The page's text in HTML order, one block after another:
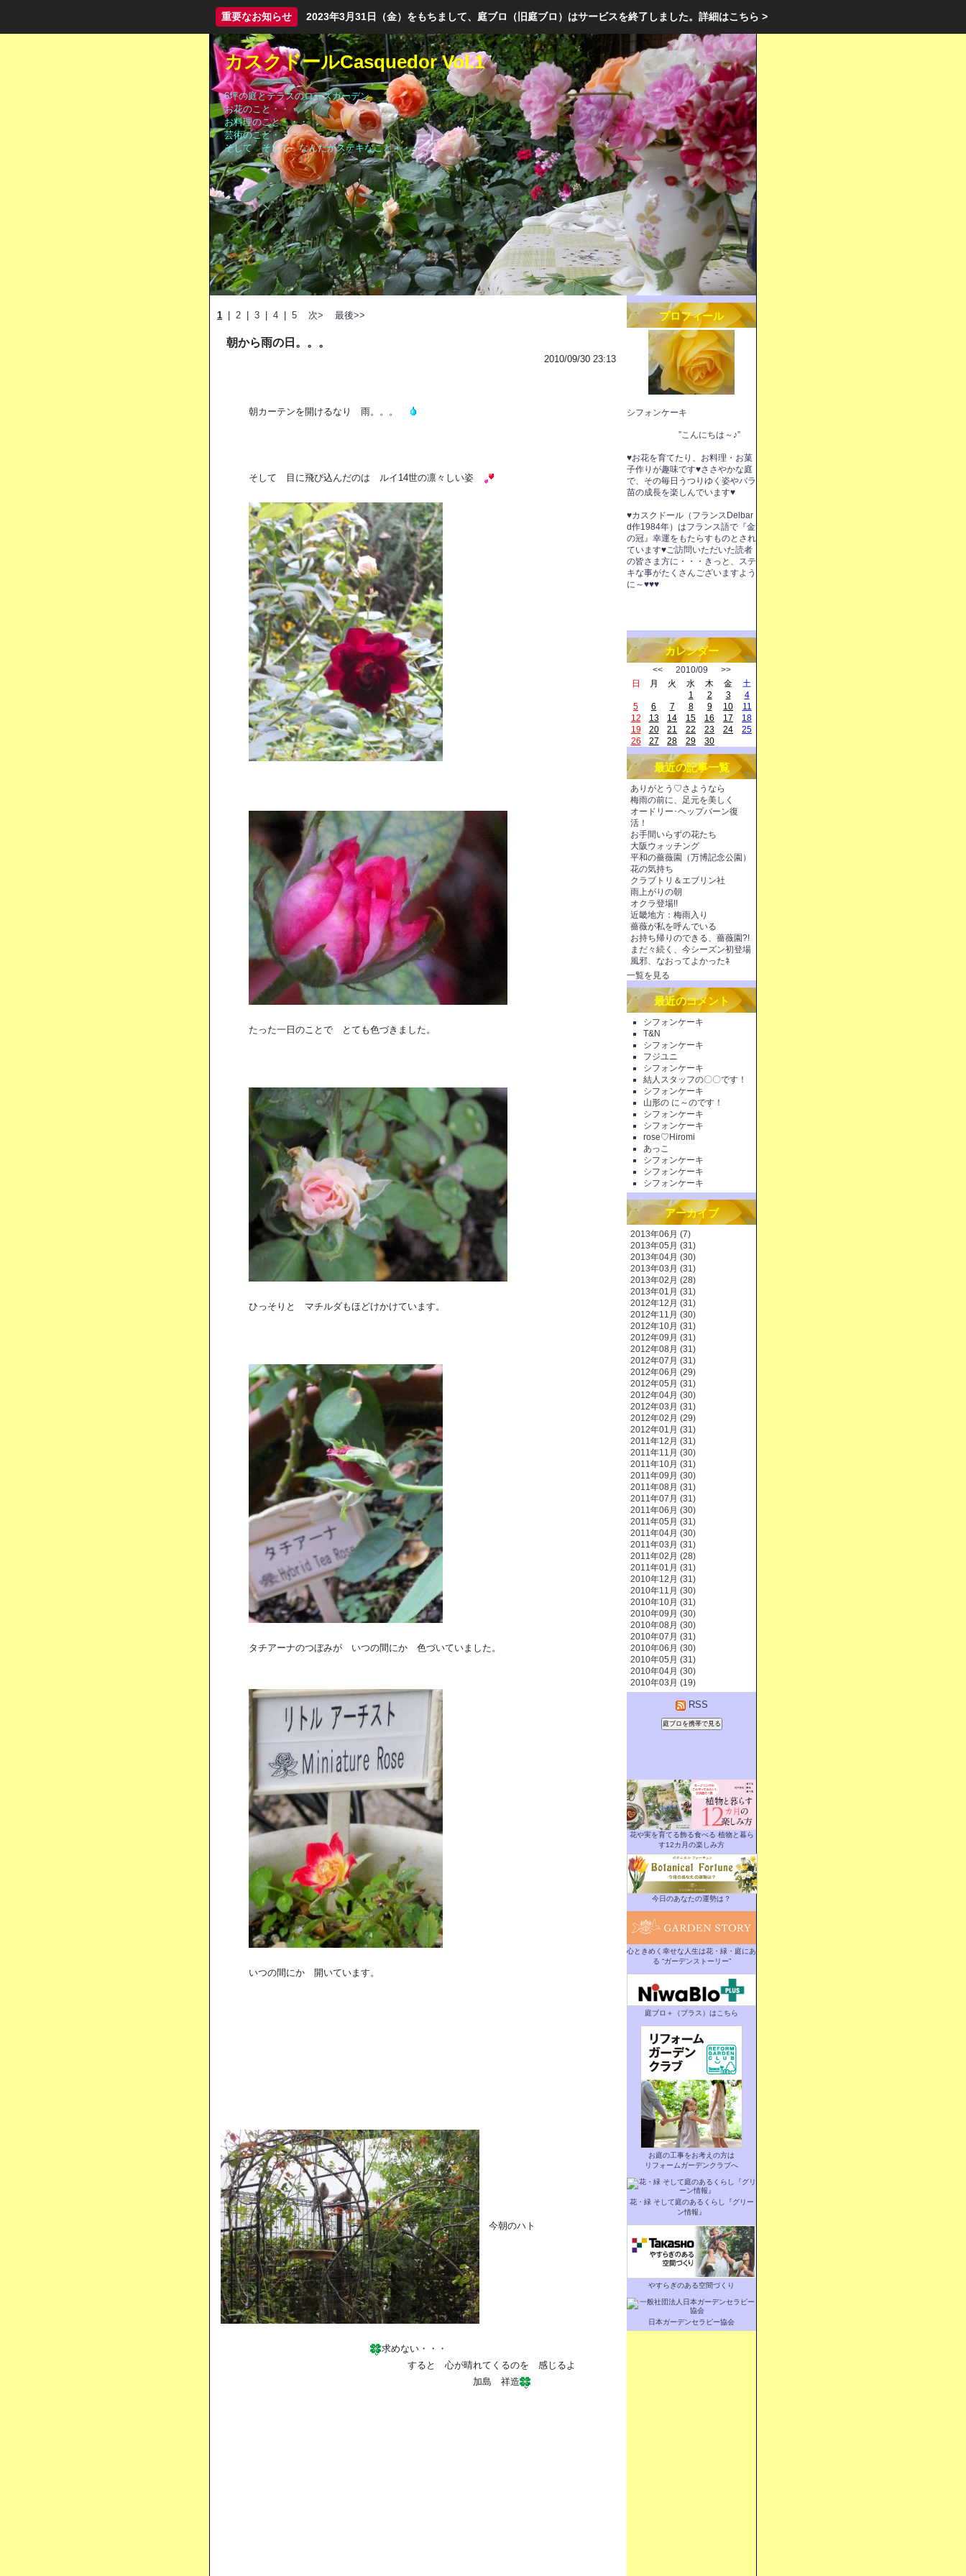
重要なお知らせ 2023年3月31日（金）をもちまして、庭ブロ（旧庭ブロ）はサービスを終了しました。 詳細はこちら >
カスクドールCasquedor Vol.1
6坪の庭とテラスのローズガーデン
お花のこと・・・
お料理のこと・・・
芸術のこと・・・
そして そして なんだかステキなこと・・・
1 2 3 4 5 次> 最後>>
朝から雨の日。。。
2010/09/30 23:13
朝カーテンを開けるなり 雨。。。
そして 目に飛び込んだのは ルイ14世の凛々しい姿
たった一日のことで とても色づきました。
ひっそりと マチルダもほどけかけています。
タチアーナのつぼみが いつの間にか 色づいていました。
いつの間にか 開いています。
今朝のハト
求めない・・・
すると 心が晴れてくるのを 感じるよ
加島 祥造
プロフィール
シフォンケーキ
”こんにちは～♪”
♥お花を育てたり、お料理・お菓
子作りが趣味です♥ささやかな庭
で、その毎日うつりゆく姿やバラ
苗の成長を楽しんでいます♥
♥カスクドール（フランスDelbar
d作1984年）はフランス語で『金
の冠』幸運をもたらすものとされ
ています♥ご訪問いただいた読者
の皆さま方に・・・きっと、ステ
キな事がたくさんございますよう
に～♥♥♥
カレンダー
<<2010/09 >>
日
月 火 水 木 金
土
1
2 3
4
5
6 7 8 9 10
11
12
13 14 15 16 17
18
19
20 21 22 23 24
25
26
27 28 29 30
最近の記事一覧
ありがとう♡さようなら
梅雨の前に、足元を美しく
オードリー･ヘップバーン復
活！
お手間いらずの花たち
大阪ウォッチング
平和の薔薇園（万博記念公園）
花の気持ち
クラブトリ＆エブリン社
雨上がりの朝
オクラ登場!!
近畿地方：梅雨入り
薔薇が私を呼んでいる
お持ち帰りのできる、薔薇園?!
まだ々続く、今シーズン初登場
風邪、なおってよかったﾈ
一覧を見る
最近のコメント
シフォンケーキ
T&N
シフォンケーキ
フジユニ
シフォンケーキ
結人スタッフの〇〇です！
シフォンケーキ
山形の に～のです！
シフォンケーキ
シフォンケーキ
rose♡Hiromi
あっこ
シフォンケーキ
シフォンケーキ
シフォンケーキ
アーカイブ
2013年06月 (7)
2013年05月 (31)
2013年04月 (30)
2013年03月 (31)
2013年02月 (28)
2013年01月 (31)
2012年12月 (31)
2012年11月 (30)
2012年10月 (31)
2012年09月 (31)
2012年08月 (31)
2012年07月 (31)
2012年06月 (29)
2012年05月 (31)
2012年04月 (30)
2012年03月 (31)
2012年02月 (29)
2012年01月 (31)
2011年12月 (31)
2011年11月 (30)
2011年10月 (31)
2011年09月 (30)
2011年08月 (31)
2011年07月 (31)
2011年06月 (30)
2011年05月 (31)
2011年04月 (30)
2011年03月 (31)
2011年02月 (28)
2011年01月 (31)
2010年12月 (31)
2010年11月 (30)
2010年10月 (31)
2010年09月 (30)
2010年08月 (30)
2010年07月 (31)
2010年06月 (30)
2010年05月 (31)
2010年04月 (30)
2010年03月 (19)
RSS
花や実を育てる飾る食べる 植物と暮ら
す12カ月の楽しみ方
今日のあなたの運勢は？
心ときめく幸せな人生は花・緑・庭にあ
る “ガーデンストーリー”
庭ブロ＋（プラス）はこちら
お庭の工事をお考えの方は
リフォームガーデンクラブへ
花・緑 そして庭のあるくらし『グリー
ン情報』
やすらぎのある空間づくり
日本ガーデンセラピー協会